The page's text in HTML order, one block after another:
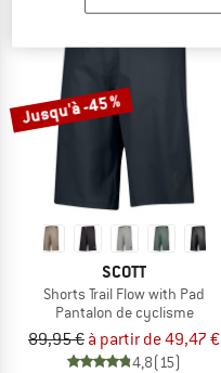
Jusqu'à -45 %
SCOTT
Shorts Trail Flow with Pad
Pantalon de cyclisme
89,95 € à partir de 49,47 €
4,8(15)